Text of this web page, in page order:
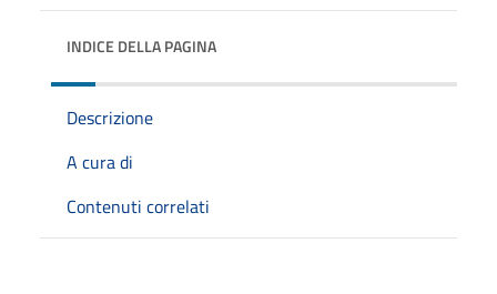
INDICE DELLA PAGINA
Descrizione
A cura di
Contenuti correlati